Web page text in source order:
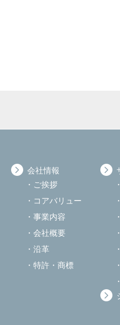
会社情報
ご挨拶
コアバリュー
事業内容
会社概要
沿革
特許・商標